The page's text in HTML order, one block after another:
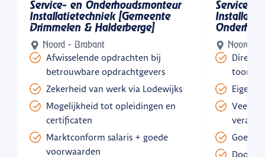
Service- en Onderhoudsmonteur
Installatietechniek [Gemeente
Drimmelen & Halderberge]
Noord - Brabant
Afwisselende opdrachten bij
betrouwbare opdrachtgevers
Zekerheid van werk via Lodewijks
Mogelijkheid tot opleidingen en
certificaten
Marktconform salaris + goede
voorwaarden
Service
Noord -
Direct
Eigen
Veel
Goed